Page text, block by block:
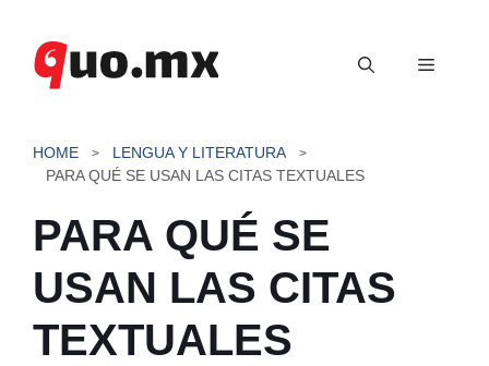
contenido
Menú
HOME
LENGUA Y LITERATURA
PARA QUÉ SE USAN LAS CITAS TEXTUALES
PARA QUÉ SE
USAN LAS CITAS
TEXTUALES